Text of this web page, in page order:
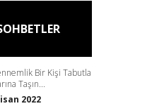
Bir Kişi Tabutla
Taşın...
2022